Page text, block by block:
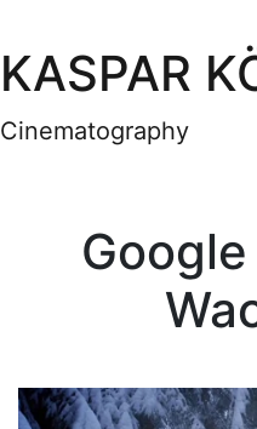
KASPAR
Cinematography